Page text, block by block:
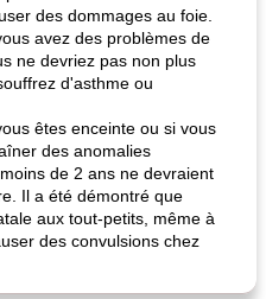
des dommages au foie.
avez des problèmes de
ne devriez pas non plus
d'asthme ou
êtes enceinte ou si vous
des anomalies
de 2 ans ne devraient
Il a été démontré que
aux tout-petits, même à
des convulsions chez